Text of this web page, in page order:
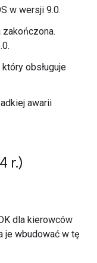
w wersji 9.0.
zakończona.
obsługuje
awarii
r.)
dla kierowców
je wbudować w tę